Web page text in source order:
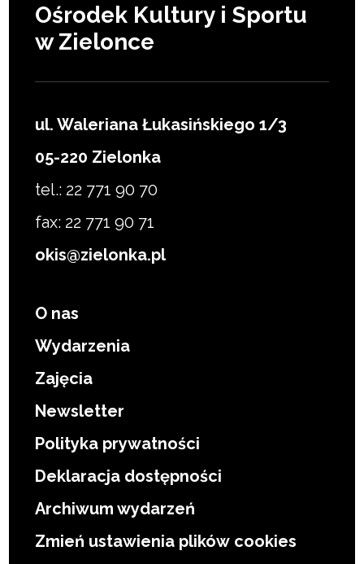
Ośrodek Kultury i Sportu
w Zielonce
ul. Waleriana Łukasińskiego 1/3
05-220 Zielonka
tel.: 22 771 90 70
fax: 22 771 90 71
okis@zielonka.pl
O nas
Wydarzenia
Zajęcia
Newsletter
Polityka prywatności
Deklaracja dostępności
Archiwum wydarzeń
Zmień ustawienia plików cookies